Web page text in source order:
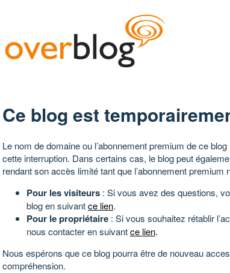
Ce blog est
Le nom de domaine ou l’abonnement premium de ce
cette interruption. Dans certains cas, le blog peut
rendant son accès limité tant que l’abonnement premium
Pour les visiteurs : Si vous avez des questions,
blog en suivantce lien.
Pour le propriétaire : Si vous souhaitez rétablir
nous contacter en suivantce lien.
Nous espérons que ce blog pourra être de nouveau
compréhension.